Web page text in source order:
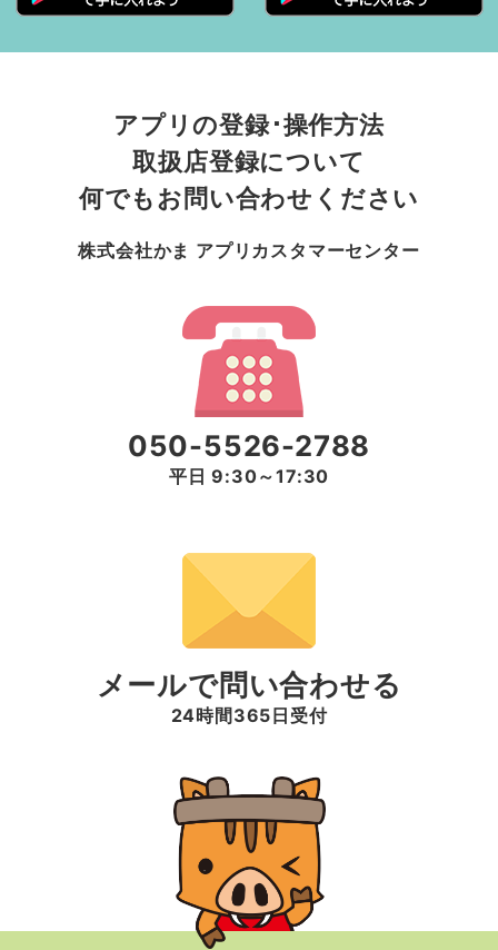
アプリの登録･操作方法
取扱店登録について
何でもお問い合わせください
株式会社かま アプリカスタマーセンター
050-5526-2788
平日 9:30～17:30
メールで問い合わせる
24時間365日受付